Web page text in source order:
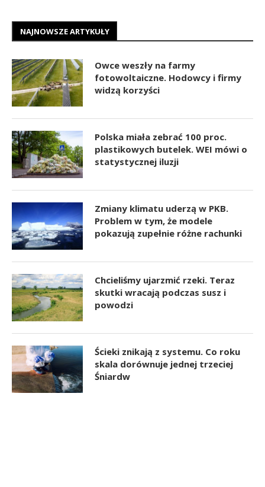
NAJNOWSZE ARTYKUŁY
Owce weszły na farmy
fotowoltaiczne. Hodowcy i firmy
widzą korzyści
Polska miała zebrać 100 proc.
plastikowych butelek. WEI mówi o
statystycznej iluzji
Zmiany klimatu uderzą w PKB.
Problem w tym, że modele
pokazują zupełnie różne rachunki
Chcieliśmy ujarzmić rzeki. Teraz
skutki wracają podczas susz i
powodzi
Ścieki znikają z systemu. Co roku
skala dorównuje jednej trzeciej
Śniardw